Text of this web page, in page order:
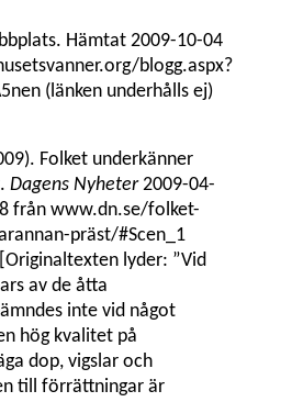
Hämtat 2009-10-04
blogg.aspx?
(länken underhålls ej)
Folket underkänner
Dagens Nyheter2009-04-
från www.dn.se/folket-
präst/#Scen_1
lyder: ”Vid
av de åtta
inte vid något
hög kvalitet på
dop, vigslar och
till förrättningar är